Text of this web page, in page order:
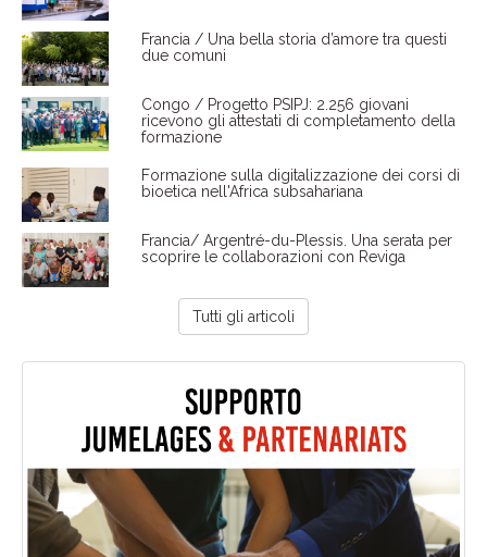
Francia / Una bella storia d’amore tra questi
due comuni
Congo / Progetto PSIPJ: 2.256 giovani
ricevono gli attestati di completamento della
formazione
Formazione sulla digitalizzazione dei corsi di
bioetica nell'Africa subsahariana
Francia/ Argentré-du-Plessis. Una serata per
scoprire le collaborazioni con Reviga
Tutti gli articoli